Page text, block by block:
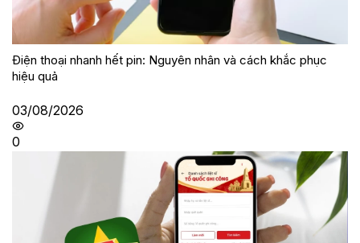
Điện thoại nhanh hết pin: Nguyên nhân và cách khắc phục
hiệu quả
03/08/2026
0